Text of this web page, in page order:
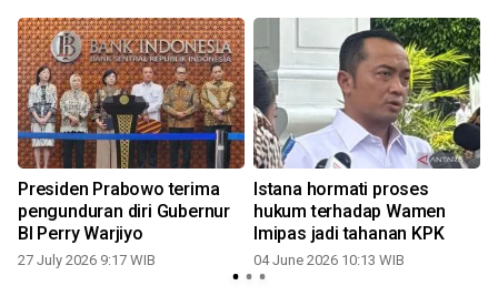
Presiden Prabowo terima
pengunduran diri Gubernur
BI Perry Warjiyo
27 July 2026 9:17 WIB
Istana hormati proses
hukum terhadap Wamen
Imipas jadi tahanan KPK
04 June 2026 10:13 WIB